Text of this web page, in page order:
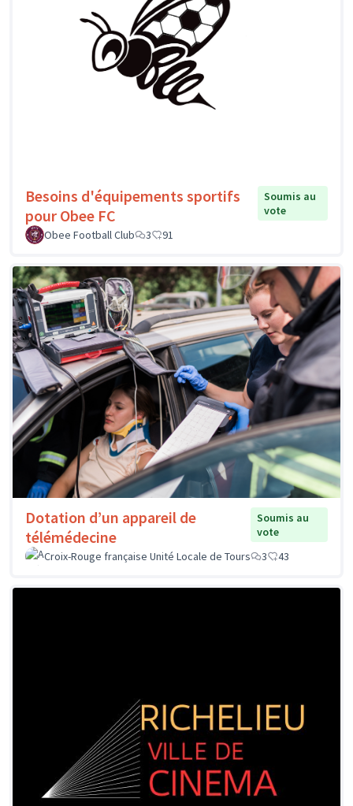
Besoins d'équipements sportifs
pour Obee FC
Soumis au
vote
Obee Football Club
3 91
Dotation d’un appareil de
télémédecine
Soumis au
vote
Croix-Rouge française Unité Locale de Tours
3 43